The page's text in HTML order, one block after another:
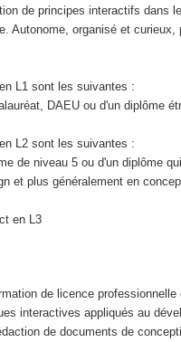
de principes interactifs dans
Autonome, organisé et
L1 sont les suivantes :
DAEU ou d'un diplôme
L2 sont les suivantes :
de niveau 5 ou d'un diplôme
et plus généralement en
en L3
de licence
interactives appliqués au
de documents de